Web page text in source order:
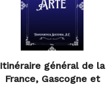
Itinéraire général de la
France, Gascogne et